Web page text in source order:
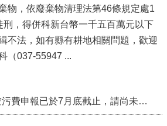
物，依廢棄物清理法第46條規定處1
，得併科新台幣一千五百萬元以下
不法，如有縣有耕地相關問題，歡迎
洽詢本府地政處地權科（037-55947 ...
115年第2季固定源空污費申報已於7月底截止，請尚未申報公私場所儘速完成申繳，以免面臨滯納金及罰鍰!